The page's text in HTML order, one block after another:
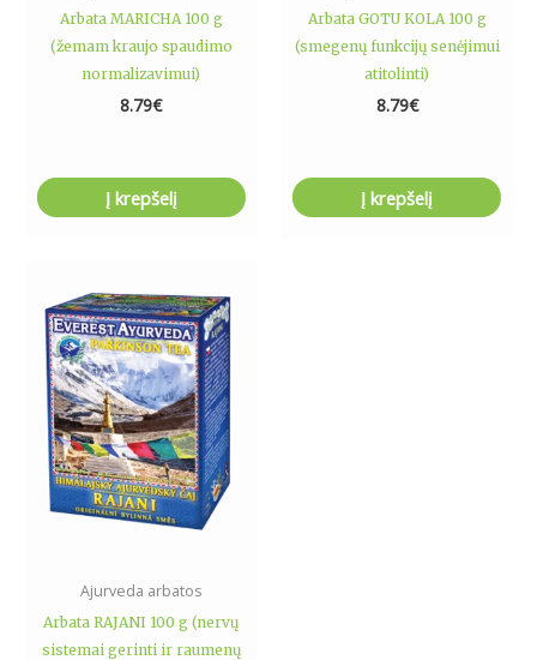
Arbata MARICHA 100 g
(žemam kraujo spaudimo
normalizavimui)
8.79€
Į krepšelį
Arbata GOTU KOLA 100 g
(smegenų funkcijų senėjimui
atitolinti)
8.79€
Į krepšelį
Ajurveda arbatos
Arbata RAJANI 100 g (nervų
sistemai gerinti ir raumenų